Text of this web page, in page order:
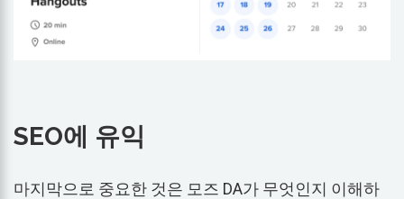
SEO에 유익
마지막으로 중요한 것은 모즈 DA가 무엇인지 이해하